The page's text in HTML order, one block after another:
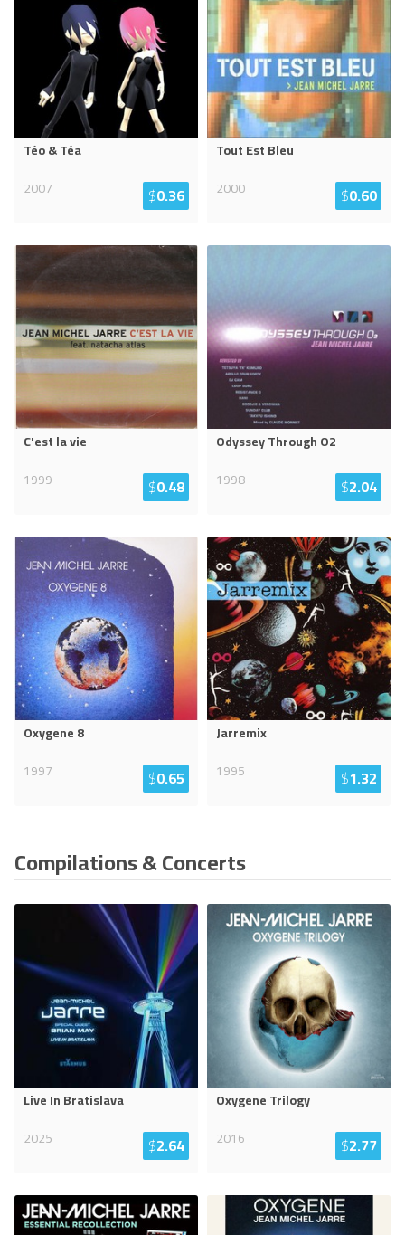
Téo & Téa
2007
$0.36
Tout Est Bleu
2000
$0.60
C'est la vie
1999
$0.48
Odyssey Through O2
1998
$2.04
Oxygene 8
1997
$0.65
Jarremix
1995
$1.32
Compilations & Concerts
Live In Bratislava
2025
$2.64
Oxygene Trilogy
2016
$2.77